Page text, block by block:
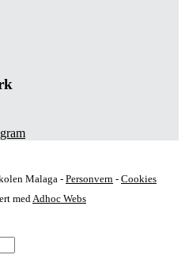
Malaga - Personvern - Cookies
med Adhoc Webs